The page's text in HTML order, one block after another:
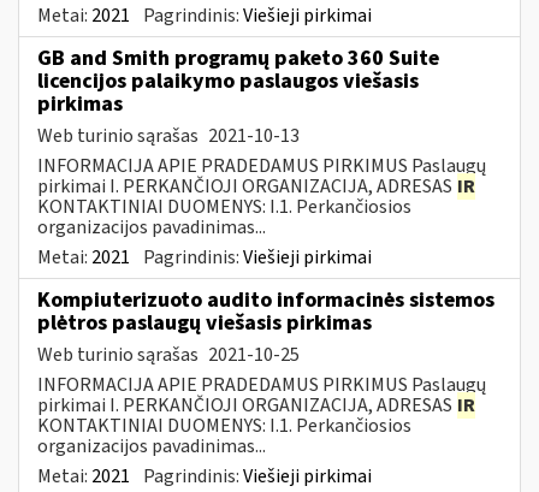
Metai: 2021 Pagrindinis:Viešieji pirkimai
GB and Smith programų paketo 360 Suite
licencijos palaikymo paslaugos viešasis
pirkimas
Web turinio sąrašas 2021-10-13
INFORMACIJA APIE PRADEDAMUS PIRKIMUS Paslaugų
pirkimai I. PERKANČIOJI ORGANIZACIJA, ADRESAS IR
KONTAKTINIAI DUOMENYS: I.1. Perkančiosios
organizacijos pavadinimas...
Metai: 2021 Pagrindinis:Viešieji pirkimai
Kompiuterizuoto audito informacinės sistemos
plėtros paslaugų viešasis pirkimas
Web turinio sąrašas 2021-10-25
INFORMACIJA APIE PRADEDAMUS PIRKIMUS Paslaugų
pirkimai I. PERKANČIOJI ORGANIZACIJA, ADRESAS IR
KONTAKTINIAI DUOMENYS: I.1. Perkančiosios
organizacijos pavadinimas...
Metai: 2021 Pagrindinis:Viešieji pirkimai